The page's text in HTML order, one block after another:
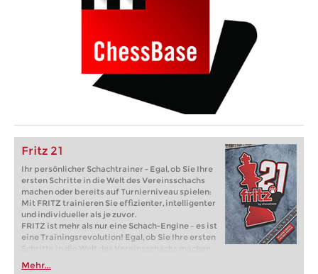
Fritz 21
Ihr persönlicher Schachtrainer - Egal, ob Sie Ihre
ersten Schritte in die Welt des Vereinsschachs
machen oder bereits auf Turnierniveau spielen:
Mit FRITZ trainieren Sie effizienter, intelligenter
und individueller als je zuvor.
FRITZ ist mehr als nur eine Schach-Engine – es ist
eine Trainingsrevolution! Egal, ob Sie Ihre ersten
Schritte in die Welt des Vereinsschachs machen
oder bereits auf Turnierniveau spielen: Mit
FRITZ trainieren Sie effizienter, intelligenter und
Mehr...